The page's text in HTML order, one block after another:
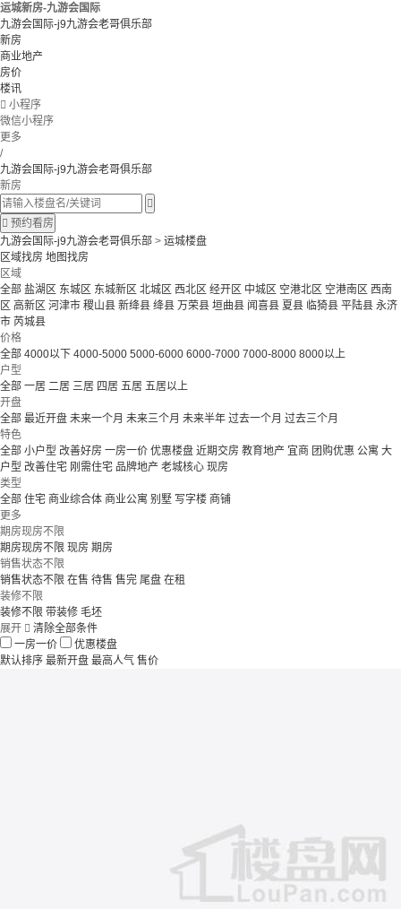
运城新房-九游会国际
九游会国际-j9九游会老哥俱乐部
新房
商业地产
房价
楼讯
 小程序
微信小程序
更多
/
九游会国际-j9九游会老哥俱乐部
新房

 预约看房
九游会国际-j9九游会老哥俱乐部 > 运城楼盘
区域找房 地图找房
区域
全部 盐湖区 东城区 东城新区 北城区 西北区 经开区 中城区 空港北区 空港南区 西南
区 高新区 河津市 稷山县 新绛县 绛县 万荣县 垣曲县 闻喜县 夏县 临猗县 平陆县 永济
市 芮城县
价格
全部 4000以下 4000-5000 5000-6000 6000-7000 7000-8000 8000以上
户型
全部 一居 二居 三居 四居 五居 五居以上
开盘
全部 最近开盘 未来一个月 未来三个月 未来半年 过去一个月 过去三个月
特色
全部 小户型 改善好房 一房一价 优惠楼盘 近期交房 教育地产 宜商 团购优惠 公寓 大
户型 改善住宅 刚需住宅 品牌地产 老城核心 现房
类型
全部 住宅 商业综合体 商业公寓 别墅 写字楼 商铺
更多
期房现房不限
期房现房不限 现房 期房
销售状态不限
销售状态不限 在售 待售 售完 尾盘 在租
装修不限
装修不限 带装修 毛坯
展开  清除全部条件
一房一价
优惠楼盘
默认排序 最新开盘 最高人气 售价